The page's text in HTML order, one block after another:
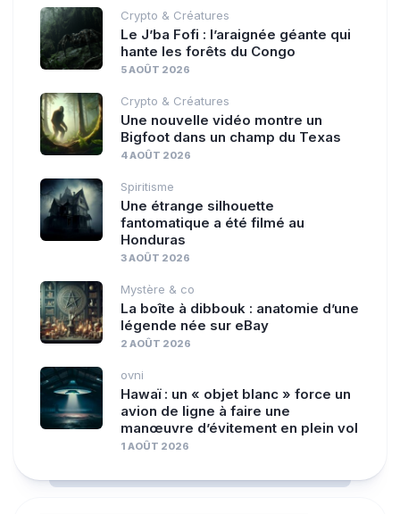
Crypto & Créatures
Le J’ba Fofi : l’araignée géante qui
hante les forêts du Congo
5 AOÛT 2026
Crypto & Créatures
Une nouvelle vidéo montre un
Bigfoot dans un champ du Texas
4 AOÛT 2026
Spiritisme
Une étrange silhouette
fantomatique a été filmé au
Honduras
3 AOÛT 2026
Mystère & co
La boîte à dibbouk : anatomie d’une
légende née sur eBay
2 AOÛT 2026
ovni
Hawaï : un « objet blanc » force un
avion de ligne à faire une
manœuvre d’évitement en plein vol
1 AOÛT 2026